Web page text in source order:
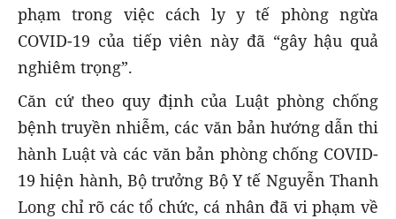
phạm trong việc cách ly y tế phòng ngừa
COVID-19 của tiếp viên này đã “gây hậu quả
nghiêm trọng”.
Căn cứ theo quy định của Luật phòng chống
bệnh truyền nhiễm, các văn bản hướng dẫn thi
hành Luật và các văn bản phòng chống COVID-
19 hiện hành, Bộ trưởng Bộ Y tế Nguyễn Thanh
Long chỉ rõ các tổ chức, cá nhân đã vi phạm về